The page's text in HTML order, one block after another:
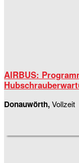
AIRBUS:
Donauwörth,Vollzeit